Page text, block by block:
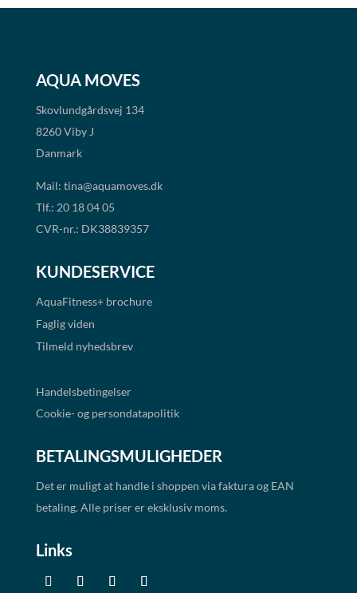
AQUA MOVES
Skovlundgårdsvej 134
8260 Viby J
Danmark
Mail: tina@aquamoves.dk
Tlf.: 20 18 04 05
CVR-nr.: DK38839357
KUNDESERVICE
AquaFitness+ brochure
Faglig viden
Tilmeld nyhedsbrev
Handelsbetingelser
Cookie- og persondatapolitik
BETALINGSMULIGHEDER
Det er muligt at handle i shoppen via faktura og EAN
betaling. Alle priser er eksklusiv moms.
Links